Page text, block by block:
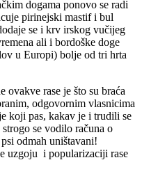
dogama ponovo se radi
pirinejski mastif i bul
se i krv irskog vučijeg
ali i bordoške doge
u Europi) bolje od tri hrta
ovakve rase je što su braća
odgovornim vlasnicima
koji pas, kakav je i trudili se
se vodilo računa o
odmah uništavani!
uzgoju i popularizaciji rase